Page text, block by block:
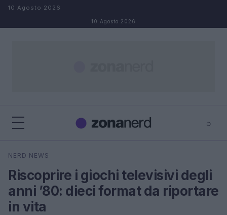
Salta al contenuto
10 Agosto 2026
10 Agosto 2026
⌕
Cerca
NERD NEWS
Riscoprire i giochi televisivi degli
anni ’80: dieci format da riportare
in vita